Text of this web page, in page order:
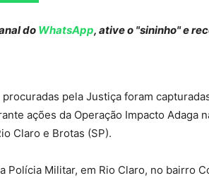
do WhatsApp, ative o "sininho" e
procuradas pela Justiça foram
ações da Operação Impacto Adaga
Claro e Brotas (SP).
Polícia Militar, em Rio Claro, no bairro